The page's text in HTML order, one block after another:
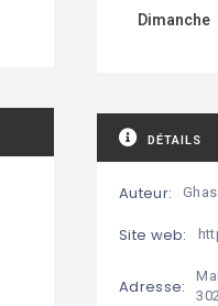
Dimanche
DÉTAILS
Auteur:
Site web:
Adresse: